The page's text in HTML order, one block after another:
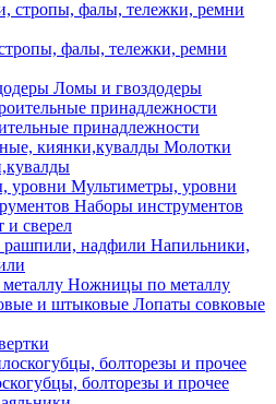
фалы, тележки, ремни
Ломы и гвоздодеры
принадлежности
Молотки
Мультиметры, уровни
Наборы инструментов
и сверел
Напильники,
Ножницы по металлу
Лопаты совковые
болторезы и прочее